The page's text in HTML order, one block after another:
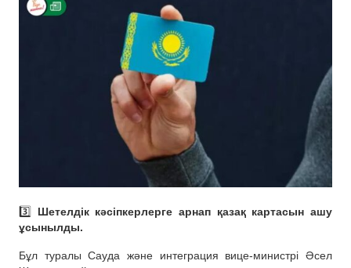
3️⃣ Шетелдік кәсіпкерлерге арнап қазақ картасын ашу
ұсынылды.
Бұл туралы Сауда және интеграция вице-министрі Әсел